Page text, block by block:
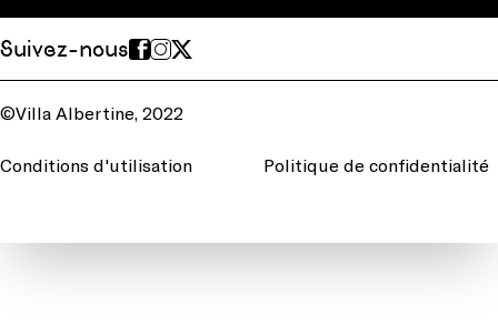
Suivez-nous
©Villa Albertine, 2022
Conditions d'utilisation Politique de confidentialité